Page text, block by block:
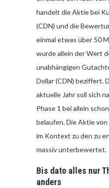
handelt die Aktie bei
(CDN) und die
einmal etwas über 50
wurde allein der Wert
unabhängigen
Dollar (CDN) beziffert.
aktuelle Jahr soll sich
Phase 1 bei allein
belaufen. Die Aktie
im Kontext zu den zu
massiv unterbewertet.
Bis dato alles nur
anders